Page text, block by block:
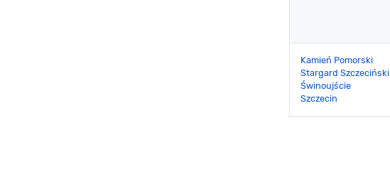
Kamień Pomorski
Stargard Szczeciński
Świnoujście
Szczecin